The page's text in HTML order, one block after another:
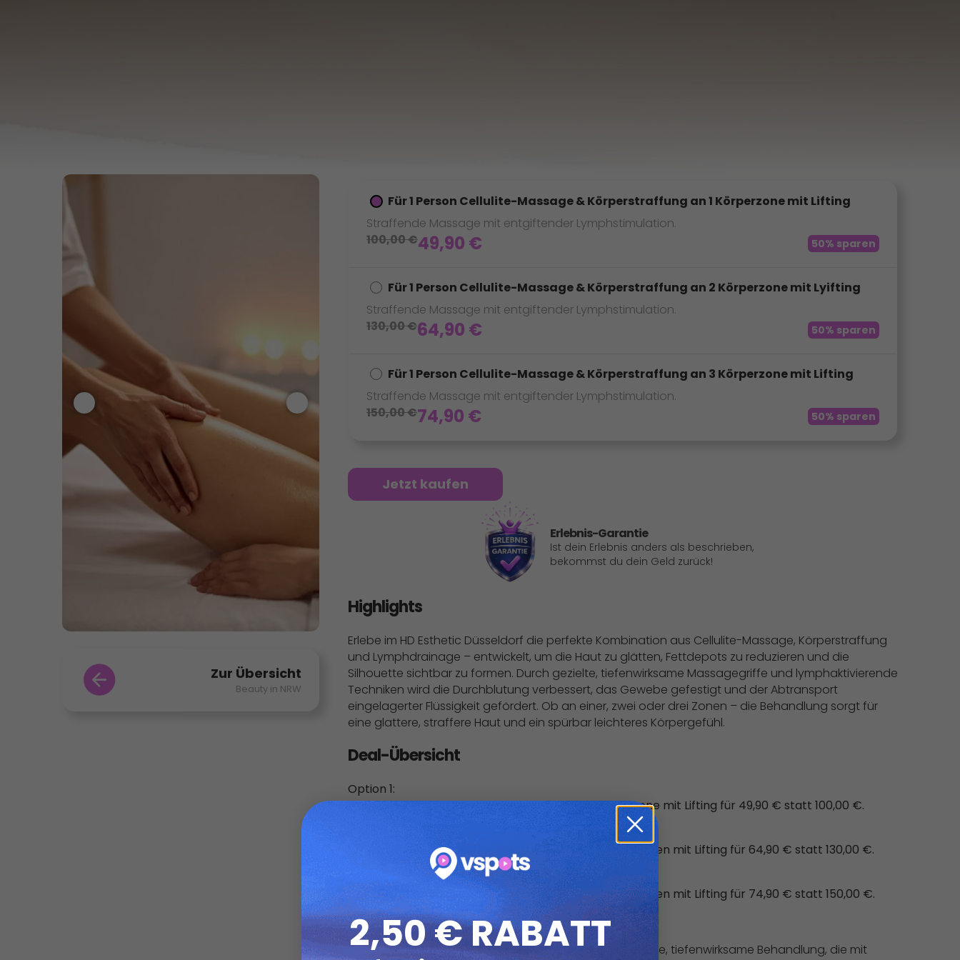
Zur Übersicht
Beauty in NRW
Für 1 Person Cellulite-Massage & Körperstraffung an 1 Körperzone mit Lifting
Straffende Massage mit entgiftender Lymphstimulation.
100,00€49,90 € 50% sparen
Für 1 Person Cellulite-Massage & Körperstraffung an 2 Körperzone mit Lyifting
Straffende Massage mit entgiftender Lymphstimulation.
130,00€64,90 € 50% sparen
Für 1 Person Cellulite-Massage & Körperstraffung an 3 Körperzone mit Lifting
Straffende Massage mit entgiftender Lymphstimulation.
150,00€74,90 € 50% sparen
Jetzt kaufen
Erlebnis-Garantie
Ist dein Erlebnis anders als beschrieben,
bekommst du dein Geld zurück!
Highlights
Erlebe im HD Esthetic Düsseldorf die perfekte Kombination aus Cellulite-Massage, Körperstraffung
und Lymphdrainage – entwickelt, um die Haut zu glätten, Fettdepots zu reduzieren und die
Silhouette sichtbar zu formen. Durch gezielte, tiefenwirksame Massagegriffe und lymphaktivierende
Techniken wird die Durchblutung verbessert, das Gewebe gefestigt und der Abtransport
eingelagerter Flüssigkeit gefördert. Ob an einer, zwei oder drei Zonen – die Behandlung sorgt für
eine glattere, straffere Haut und ein spürbar leichteres Körpergefühl.
Deal-Übersicht
Option 1:
Cellulite-Massage und Körperstraffung an 1 Körperzone mit Lifting für 49,90 € statt 100,00 €.
Cellulite-Massage und Körperstraffung an 2 Körperzonen mit Lifting für 64,90 € statt 130,00 €.
Cellulite-Massage und Körperstraffung an 3 Körperzonen mit Lifting für 74,90 € statt 150,00 €.
Details:
Cellulite-Massage: Eine Cellulite-Massage ist eine gezielte, tiefenwirksame Behandlung, die mit
2,50 € RABATT